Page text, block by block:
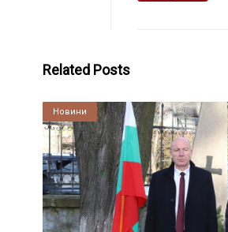
Related Posts
Култура
Новини